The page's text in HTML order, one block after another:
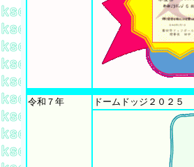
令和７年 ドームドッジ２０２５